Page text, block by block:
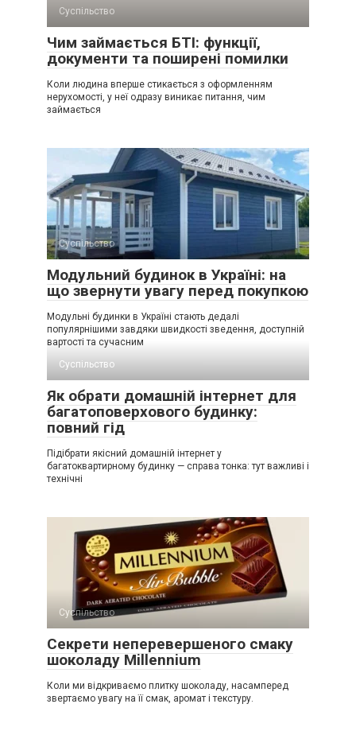
Суспільство
Чим займається БТІ: функції,
документи та поширені помилки
Коли людина вперше стикається з оформленням
нерухомості, у неї одразу виникає питання, чим
займається
Суспільство
Модульний будинок в Україні: на
що звернути увагу перед покупкою
Модульні будинки в Україні стають дедалі
популярнішими завдяки швидкості зведення, доступній
вартості та сучасним
Суспільство
Як обрати домашній інтернет для
багатоповерхового будинку:
повний гід
Підібрати якісний домашній інтернет у
багатоквартирному будинку — справа тонка: тут важливі і
технічні
Суспільство
Секрети неперевершеного смаку
шоколаду Millennium
Коли ми відкриваємо плитку шоколаду, насамперед
звертаємо увагу на її смак, аромат і текстуру.